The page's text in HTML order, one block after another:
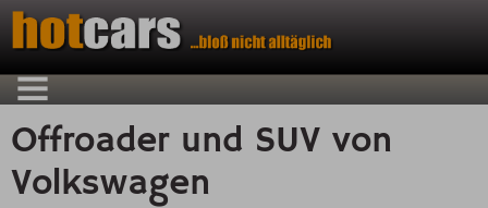
Offroader und SUV von
Volkswagen